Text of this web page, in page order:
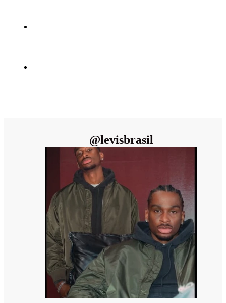
@levisbrasil